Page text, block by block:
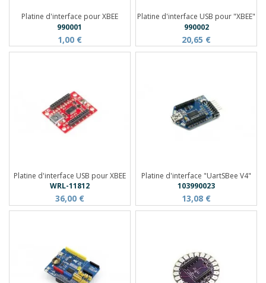
Platine d'interface pour XBEE
990001
1,00 €
Platine d'interface USB pour "XBEE"
990002
20,65 €
Platine d'interface USB pour XBEE
WRL-11812
36,00 €
Platine d'interface "UartSBee V4"
103990023
13,08 €